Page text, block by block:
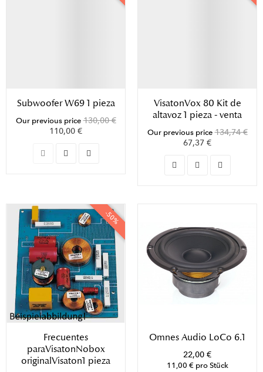
Subwoofer W69 1 pieza
Our previous price 130,00 €
110,00 €
VisatonVox 80 Kit de
altavoz 1 pieza - venta
Our previous price 134,74 €
67,37 €
-50%
Frecuentes
paraVisatonNobox
originalVisaton1 pieza
Omnes Audio LoCo 6.1
22,00 €
11,00 € pro Stück